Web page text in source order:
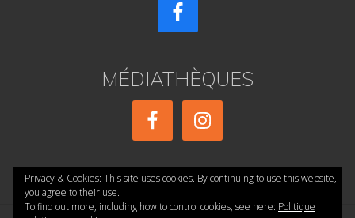
MÉDIATHÈQUES
Privacy & Cookies: This site uses cookies. By continuing to use this website,
you agree to their use.
To find out more, including how to control cookies, see here: Politique